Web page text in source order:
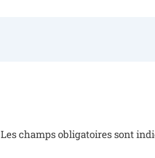
Les champs obligatoires sont